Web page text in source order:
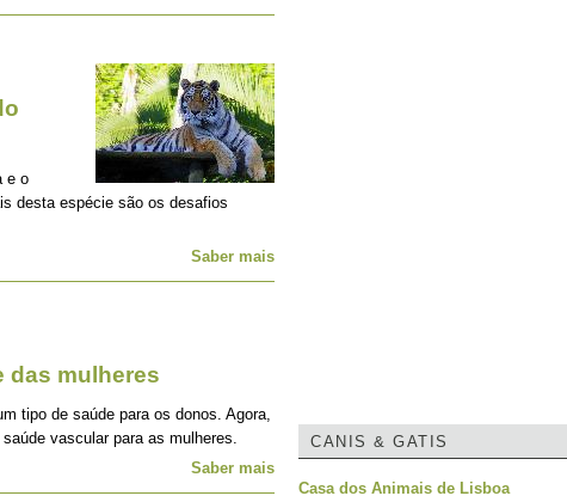
e o
desta espécie são os desafios
Saber mais
das mulheres
tipo de saúde para os donos. Agora,
vascular para as mulheres.
Saber mais
CANIS & GATIS
Casa dos Animais de Lisboa